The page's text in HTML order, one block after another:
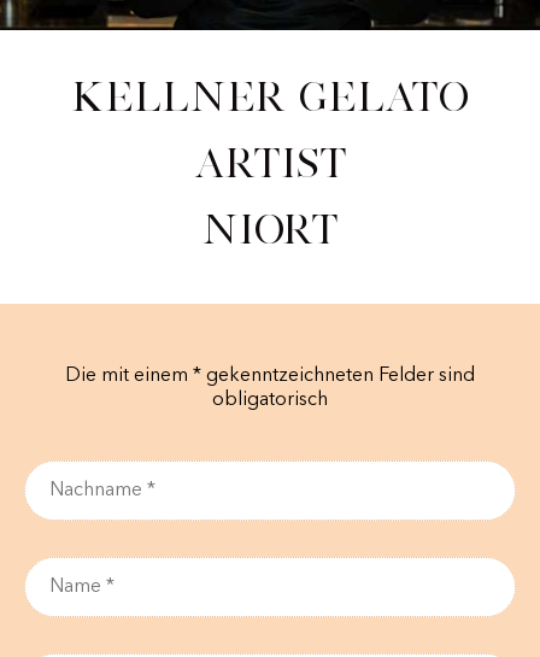
Kellner Gelato
Artist
Niort
Die mit einem * gekenntzeichneten Felder sind
obligatorisch